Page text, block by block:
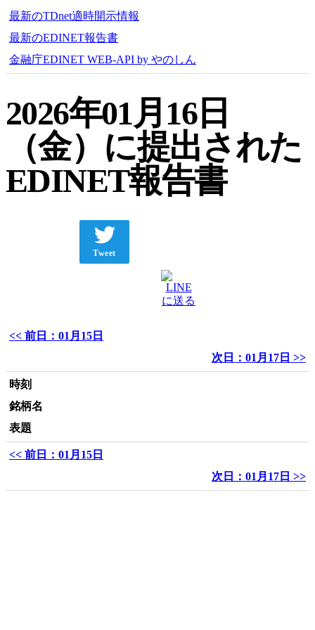
最新のTDnet適時開示情報
最新のEDINET報告書
金融庁EDINET WEB-API by やのしん
2026年01月16日
（金）に提出された
EDINET報告書
Tweet
<< 前日：01月15日
次日：01月17日 >>
時刻
銘柄名
表題
<< 前日：01月15日
次日：01月17日 >>